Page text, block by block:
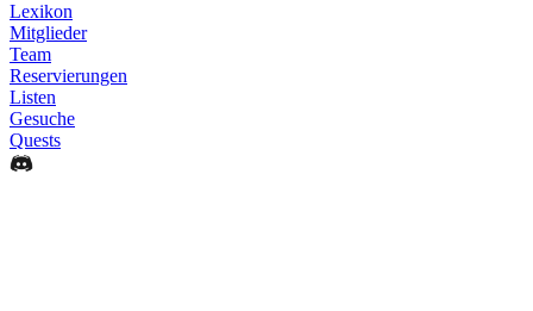
Lexikon
Mitglieder
Team
Reservierungen
Listen
Gesuche
Quests